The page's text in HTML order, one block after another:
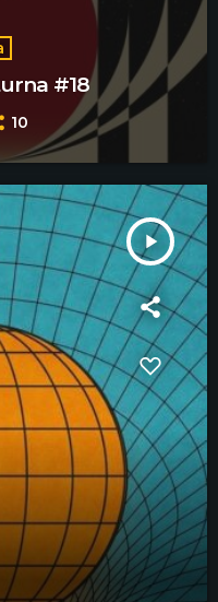
#18
10
play_arrow